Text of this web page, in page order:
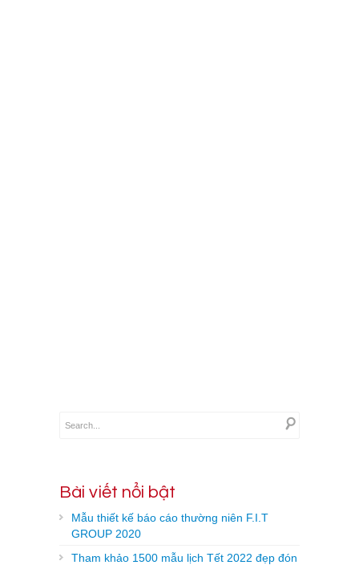
Bài viết nổi bật
Mẫu thiết kế báo cáo thường niên F.I.T
GROUP 2020
Tham khảo 1500 mẫu lịch Tết 2022 đẹp đón